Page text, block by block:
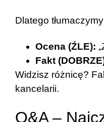
Dlatego
Ocena (ŹLE):
Fakt
Widzisz różnicę?
kancelarii.
Q&A –